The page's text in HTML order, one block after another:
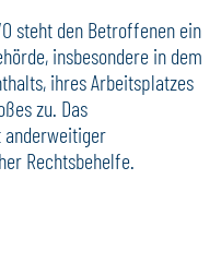
steht den Betroffenen ein
insbesondere in dem
ihres Arbeitsplatzes
zu. Das
anderweitiger
Rechtsbehelfe.